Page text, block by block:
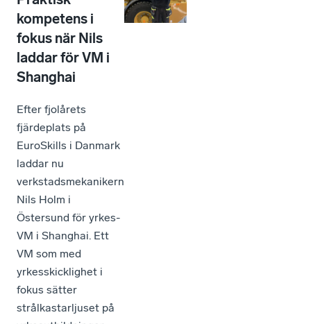
kompetens i
fokus när Nils
laddar för VM i
Shanghai
Efter fjolårets
fjärdeplats på
EuroSkills i Danmark
laddar nu
verkstadsmekanikern
Nils Holm i
Östersund för yrkes-
VM i Shanghai. Ett
VM som med
yrkesskicklighet i
fokus sätter
strålkastarljuset på